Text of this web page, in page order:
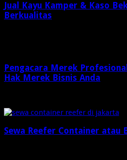
Jual Kayu Kamper & Kaso
Berkualitas
Pengacara Merek
Hak Merek Bisnis Anda
Sewa Reefer Container atau